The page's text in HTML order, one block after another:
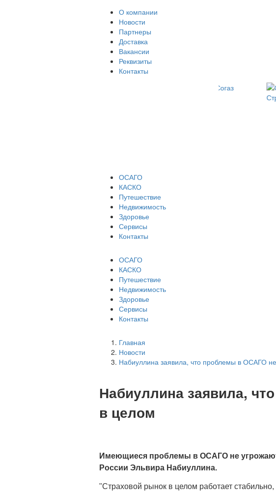
О компании
Новости
Партнеры
Доставка
Вакансии
Реквизиты
Контакты
ОСАГО
КАСКО
Путешествие
Недвижимость
Здоровье
Сервисы
Контакты
ОСАГО
КАСКО
Путешествие
Недвижимость
Здоровье
Сервисы
Контакты
Главная
Новости
Набиуллина заявила, что проблемы в ОСАГО
Набиуллина заявила,
в целом
Имеющиеся проблемы в ОСАГО не
России Эльвира Набиуллина.
"Страховой рынок в целом работает